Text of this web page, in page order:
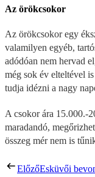
Az örökcsokor
Az örökcsokor egy
valamilyen egyéb,
adódóan nem hervad
még sok év elteltével
tudja idézni a nagy
A csokor ára 15.000.-
maradandó,
összeg mér nem is
ElőzőEsküvői